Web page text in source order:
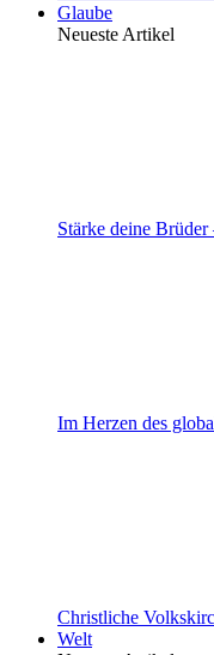
Glaube
Neueste Artikel
Stärke deine
Im Herzen des
Christliche
Welt